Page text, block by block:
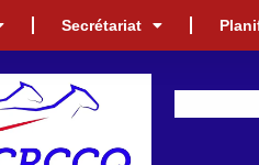
Secrétariat